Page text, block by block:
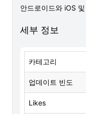
안드로이드와 iOS
세부 정보
카테고리
업데이트 빈도
Likes